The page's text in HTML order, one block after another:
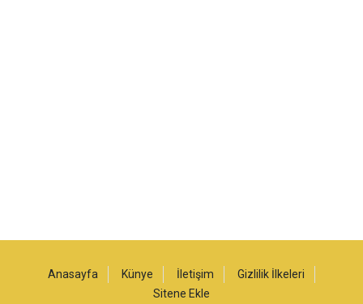
Anasayfa Künye İletişim
Gizlilik İlkeleri
Sitene Ekle